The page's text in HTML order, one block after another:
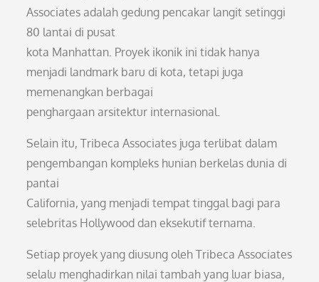
Associates adalah gedung pencakar langit setinggi
80 lantai di pusat
kota Manhattan. Proyek ikonik ini tidak hanya
menjadi landmark baru di kota, tetapi juga
memenangkan berbagai
penghargaan arsitektur internasional.
Selain itu, Tribeca Associates juga terlibat dalam
pengembangan kompleks hunian berkelas dunia di
pantai
California, yang menjadi tempat tinggal bagi para
selebritas Hollywood dan eksekutif ternama.
Setiap proyek yang diusung oleh Tribeca Associates
selalu menghadirkan nilai tambah yang luar biasa,